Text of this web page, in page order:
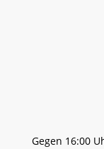
Gegen 16:00